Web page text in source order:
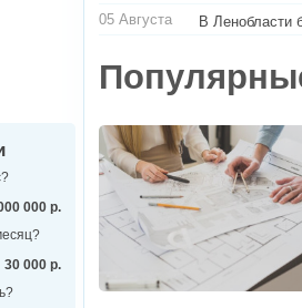
05 Августа
В Ленобласти
000 р.
30 000 р.